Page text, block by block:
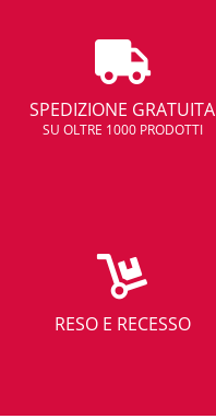
SPEDIZIONE GRATUITA
SU OLTRE 1000 PRODOTTI
RESO E RECESSO